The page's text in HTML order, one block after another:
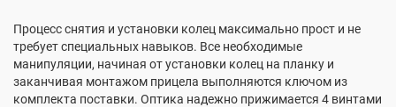
Процесс снятия и установки колец максимально прост и не
требует специальных навыков. Все необходимые
манипуляции, начиная от установки колец на планку и
заканчивая монтажом прицела выполняются ключом из
комплекта поставки. Оптика надежно прижимается 4 винтами